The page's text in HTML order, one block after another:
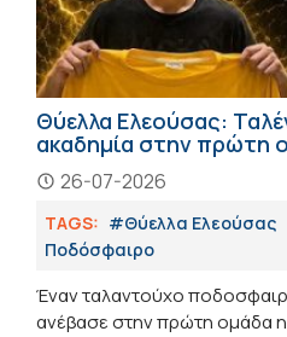
Θύελλα Ελεούσας:
ακαδημία στην πρώτη
26-07-2026
TAGS: #Θύελλα Ελεούσας
Ποδόσφαιρο
Έναν ταλαντούχο
ανέβασε στην πρώτη ομάδα